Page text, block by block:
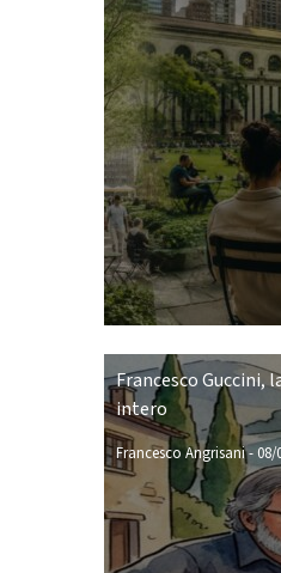
Francesco Guccini,
intero
Francesco Angrisani-08/